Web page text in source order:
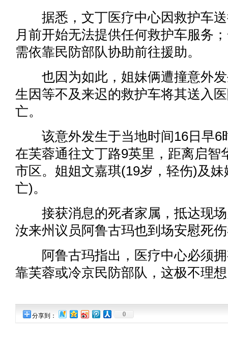
据悉，文丁医疗中心因救护车送
月前开始无法提供任何救护车服务
需依靠民防部队协助前往援助。
也因为如此，姐妹俩遭撞意外发
生因等不及来迟的救护车将其送入
亡。
该意外发生于当地时间16日早6
在芙蓉通往文丁路9英里，距离启智
市区。姐姐文嘉琪(19岁，轻伤)及
亡)。
接获消息的死者家属，抵达现场
汝来州议员阿鲁古玛也到场安慰死
阿鲁古玛指出，医疗中心必须拥
靠芙蓉或冷京民防部队，这极不理
分享到： 0